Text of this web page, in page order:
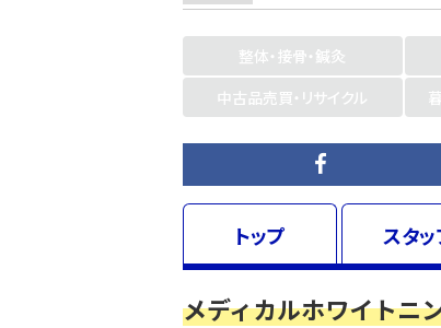
整体・接骨・鍼灸
中古品売買・リサイクル
トップ スタッ
メディカルホワイトニ